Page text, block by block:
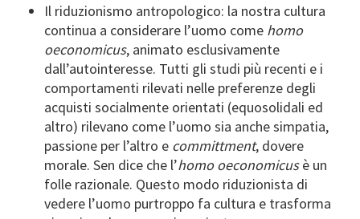
Il riduzionismo antropologico: la nostra cultura
continua a considerare l’uomo come homo
oeconomicus, animato esclusivamente
dall’autointeresse. Tutti gli studi più recenti e i
comportamenti rilevati nelle preferenze degli
acquisti socialmente orientati (equosolidali ed
altro) rilevano come l’uomo sia anche simpatia,
passione per l’altro e committment, dovere
morale. Sen dice che l’homo oeconomicusè un
folle razionale. Questo modo riduzionista di
vedere l’uomo purtroppo fa cultura e trasforma